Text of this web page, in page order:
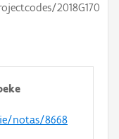
2018G170
notas/8668